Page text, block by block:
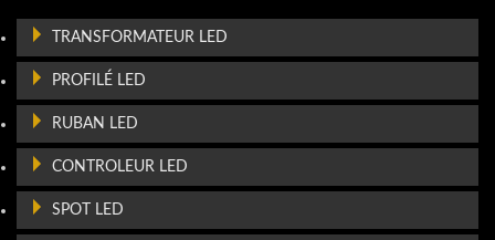
TRANSFORMATEUR LED
PROFILÉ LED
RUBAN LED
CONTROLEUR LED
SPOT LED